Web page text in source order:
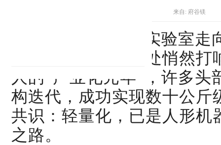
来自: 府谷镁
当人形机器人从实验室
竞赛正在产业链深处悄然
人的“产业化元年”，许多
构迭代，成功实现数十公斤
共识：轻量化，已是人形机
之路。